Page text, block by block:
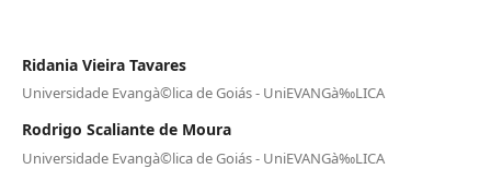
Ridania Vieira Tavares
Universidade Evangà©lica de Goiás - UniEVANGà‰LICA
Rodrigo Scaliante de Moura
Universidade Evangà©lica de Goiás - UniEVANGà‰LICA